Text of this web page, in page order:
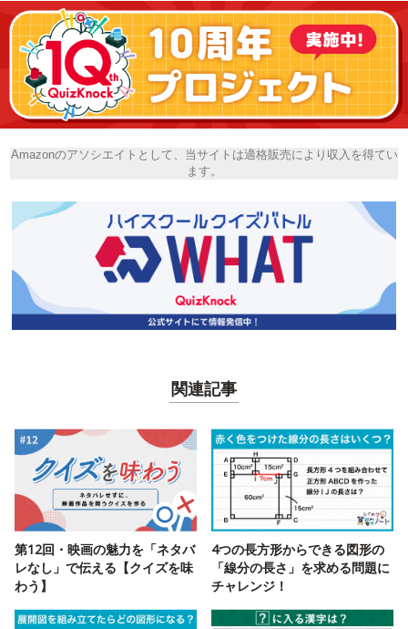
Amazonのアソシエイトとして、当サイトは適格販売により収入を得てい
ます。
関連記事
第12回・映画の魅力を「ネタバ
レなし」で伝える【クイズを味
わう】
4つの長方形からできる図形の
「線分の長さ」を求める問題に
チャレンジ！